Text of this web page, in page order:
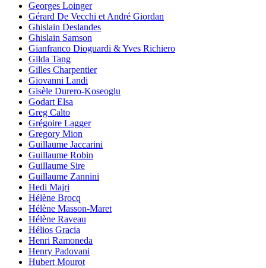
Georges Loinger
Gérard De Vecchi et André Giordan
Ghislain Deslandes
Ghislain Samson
Gianfranco Dioguardi & Yves Richiero
Gilda Tang
Gilles Charpentier
Giovanni Landi
Gisèle Durero-Koseoglu
Godart Elsa
Greg Calto
Grégoire Lagger
Gregory Mion
Guillaume Jaccarini
Guillaume Robin
Guillaume Sire
Guillaume Zannini
Hedi Majri
Hélène Brocq
Hélène Masson-Maret
Hélène Raveau
Hélios Gracia
Henri Ramoneda
Henry Padovani
Hubert Mourot